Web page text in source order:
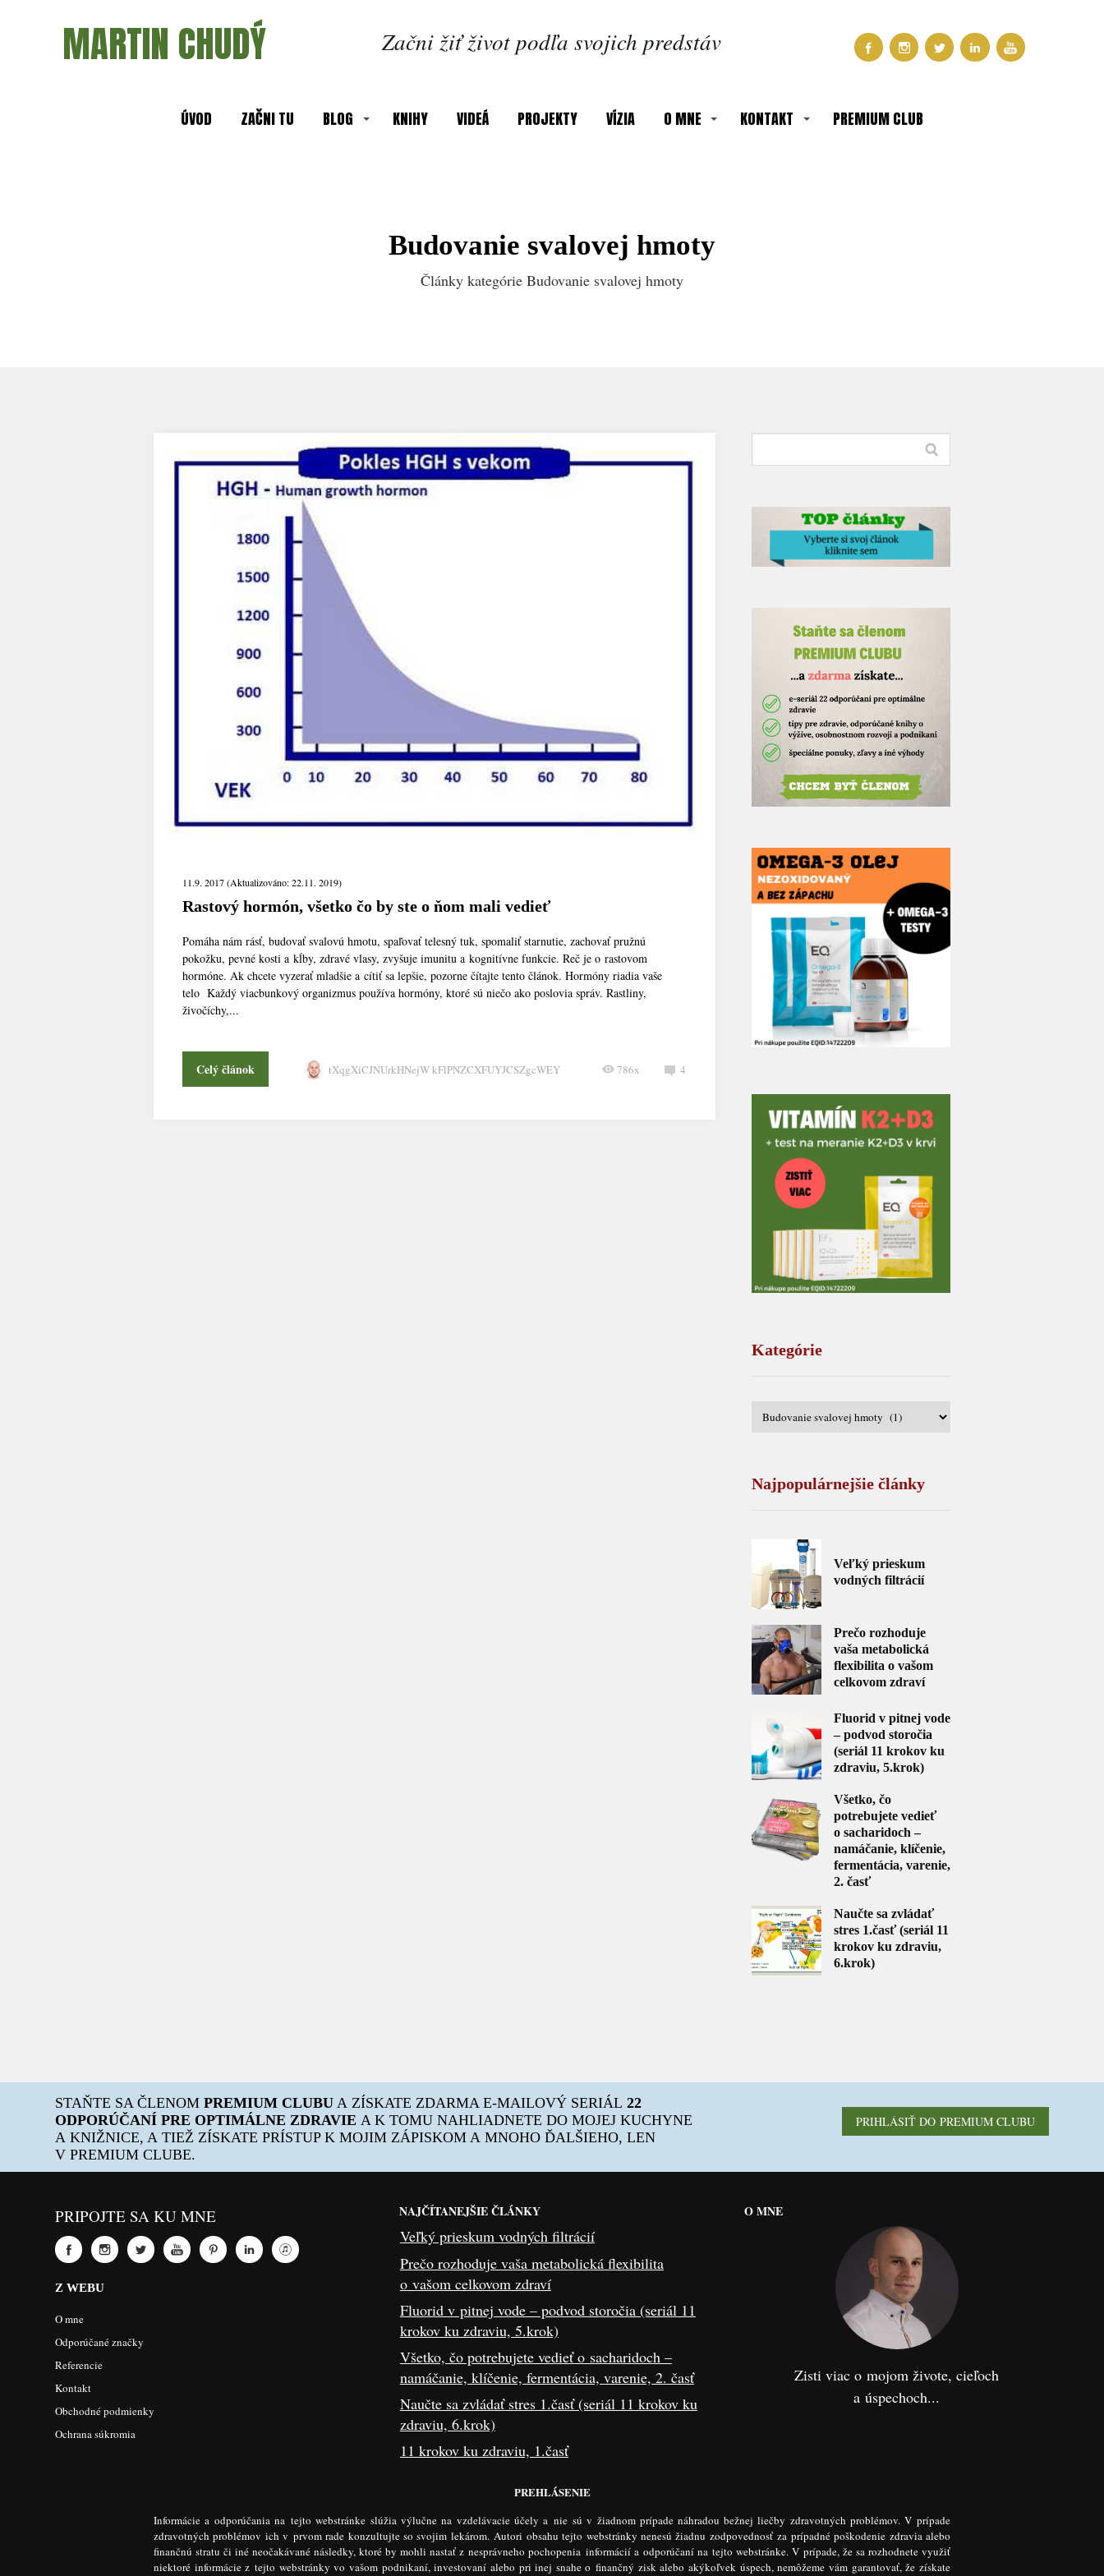
MARTIN CHUDÝ Začni žiť život podľa svojich predstáv
ÚVOD ZAČNI TU BLOG KNIHY VIDEÁ PROJEKTY VÍZIA O MNE KONTAKT PREMIUM CLUB
Budovanie svalovej hmoty
Články kategórie Budovanie svalovej hmoty
11.9. 2017 (Aktualizováno: 22.11. 2019)
Rastový hormón, všetko čo by ste o ňom mali vedieť
Pomáha nám rásť, budovať svalovú hmotu, spaľovať telesný tuk, spomaliť starnutie, zachovať pružnú
pokožku, pevné kosti a kĺby, zdravé vlasy, zvyšuje imunitu a kognitívne funkcie. Reč je o rastovom
hormóne. Ak chcete vyzerať mladšie a cítiť sa lepšie, pozorne čítajte tento článok. Hormóny riadia vaše
telo Každý viacbunkový organizmus používa hormóny, ktoré sú niečo ako poslovia správ. Rastliny,
živočíchy,...
Celý článok tXqgXiCJNUrkHNejW kFlPNZCXFUYJCSZgcWEY 4
786x
Kategórie
Najpopulárnejšie články
Veľký prieskum
vodných filtrácií
Prečo rozhoduje
vaša metabolická
flexibilita o vašom
celkovom zdraví
Fluorid v pitnej vode
– podvod storočia
(seriál 11 krokov ku
zdraviu, 5.krok)
Všetko, čo
potrebujete vedieť
o sacharidoch –
namáčanie, klíčenie,
fermentácia, varenie,
2. časť
Naučte sa zvládať
stres 1.časť (seriál 11
krokov ku zdraviu,
6.krok)
STAŇTE SA ČLENOMPREMIUM CLUBU A ZÍSKATE ZDARMA E-MAILOVÝ SERIÁL22
ODPORÚČANÍ PRE OPTIMÁLNE ZDRAVIE A K TOMU NAHLIADNETE DO MOJEJ KUCHYNE
A KNIŽNICE, A TIEŽ ZÍSKATE PRÍSTUP K MOJIM ZÁPISKOM A MNOHO ĎALŠIEHO, LEN
V PREMIUM CLUBE.
PRIHLÁSIŤ DO PREMIUM CLUBU
PRIPOJTE SA KU MNE
Z WEBU
O mne
Odporúčané značky
Referencie
Kontakt
Obchodné podmienky
Ochrana súkromia
NAJČÍTANEJŠIE ČLÁNKY
Veľký prieskum vodných filtrácií
Prečo rozhoduje vaša metabolická flexibilita
o vašom celkovom zdraví
Fluorid v pitnej vode – podvod storočia (seriál 11
krokov ku zdraviu, 5.krok)
Všetko, čo potrebujete vedieť o sacharidoch –
namáčanie, klíčenie, fermentácia, varenie, 2. časť
Naučte sa zvládať stres 1.časť (seriál 11 krokov ku
zdraviu, 6.krok)
11 krokov ku zdraviu, 1.časť
O MNE
Zisti viac o mojom živote, cieľoch
a úspechoch...
PREHLÁSENIE
Informácie a odporúčania na tejto webstránke slúžia výlučne na vzdelávacie účely a nie sú v žiadnom prípade náhradou bežnej liečby zdravotných problémov. V prípade
zdravotných problémov ich v prvom rade konzultujte so svojim lekárom. Autori obsahu tejto webstránky nenesú žiadnu zodpovednosť za prípadné poškodenie zdravia alebo
finančnú stratu či iné neočakávané následky, ktoré by mohli nastať z nesprávneho pochopenia informácií a odporúčaní na tejto webstránke. V prípade, že sa rozhodnete využiť
niektoré informácie z tejto webstránky vo vašom podnikaní, investovaní alebo pri inej snahe o finančný zisk alebo akýkoľvek úspech, nemôžeme vám garantovať, že získate